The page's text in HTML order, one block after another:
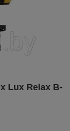
Lux Relax B-